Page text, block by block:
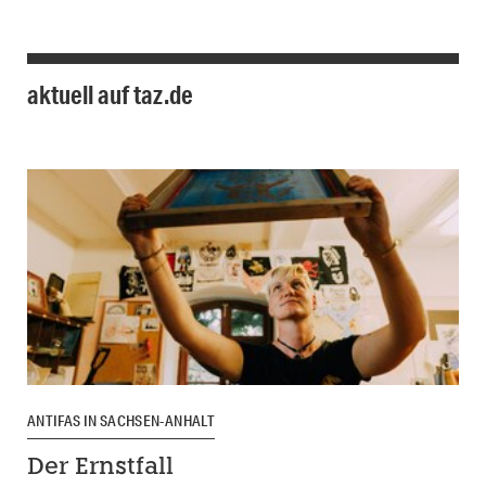
aktuell auf taz.de
ANTIFAS IN SACHSEN-ANHALT
Der Ernstfall